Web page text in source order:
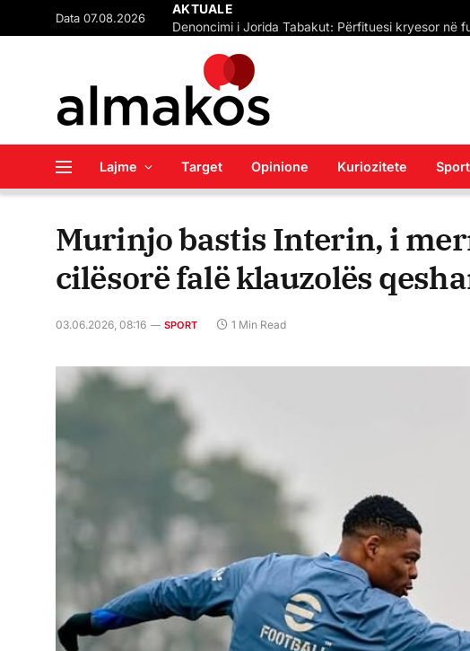
Data 07.08.2026 AKTUALE
Lajme Target Opinione Kuriozitete Sport
Murinjo bastis Interin, i
cilësorë falë klauzolës
03.06.2026, 08:16 SPORT 1 Min Read